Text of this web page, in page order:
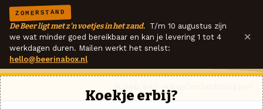
ZOMERSTAND
De Beer ligt met z'n voetjes in het zand. T/m 10 augustus zijn
we wat minder goed bereikbaar en kan je levering 1 tot 4
werkdagen duren. Mailen werkt het snelst:
hello@beerinabox.nl
×
Koekje erbij?